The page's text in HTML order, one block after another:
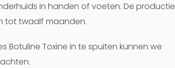
in handen of voeten. De productie
tot twaalf maanden.
Botuline Toxine in te spuiten kunnen we